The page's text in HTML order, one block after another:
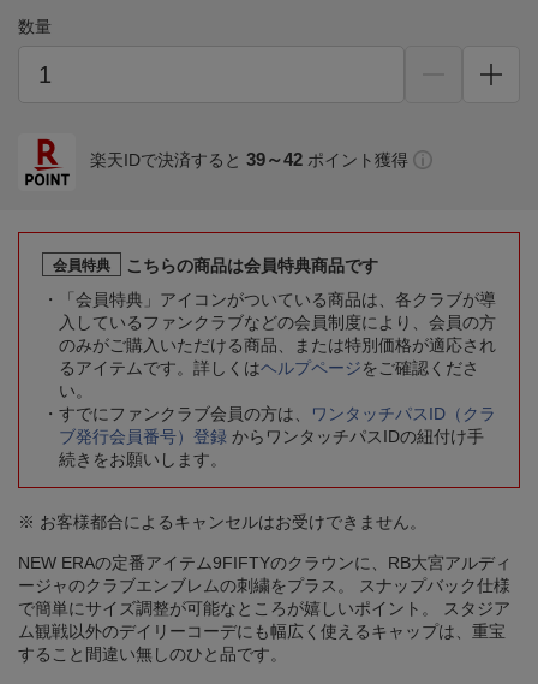
数量
楽天IDで決済すると 39～42 ポイント獲得
会員特典
こちらの商品は会員特典商品です
「会員特典」アイコンがついている商品は、各クラブが導
入しているファンクラブなどの会員制度により、会員の方
のみがご購入いただける商品、または特別価格が適応され
るアイテムです。詳しくはヘルプページをご確認くださ
い。
すでにファンクラブ会員の方は、
ワンタッチパスID（クラ
ブ発行会員番号）登録 からワンタッチパスIDの紐付け手
続きをお願いします。
※ お客様都合によるキャンセルはお受けできません。
NEW ERAの定番アイテム9FIFTYのクラウンに、RB大宮アルディ
ージャのクラブエンブレムの刺繍をプラス。 スナップバック仕様
で簡単にサイズ調整が可能なところが嬉しいポイント。 スタジア
ム観戦以外のデイリーコーデにも幅広く使えるキャップは、重宝
すること間違い無しのひと品です。